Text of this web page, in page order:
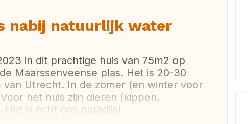
nabij natuurlijk water
in dit prachtige huis van 75m2 op
Maarssenveense plas. Het is 20-30
Utrecht. In de zomer (en winter voor
het huis zijn dieren (kippen,
is echt ons paradijs!